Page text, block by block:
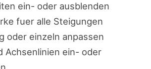
ein- oder ausblenden
fuer alle Steigungen
oder einzeln anpassen
Achsenlinien ein- oder